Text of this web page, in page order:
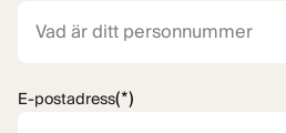
E-postadress(*)